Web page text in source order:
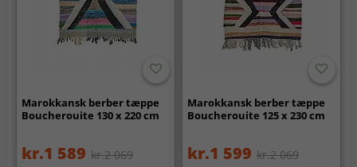
Marokkansk berber tæppe
Boucherouite 130 x 220 cm
kr.1 589 kr.2 069
Marokkansk berber tæppe
Boucherouite 125 x 230 cm
kr.1 599 kr.2 069